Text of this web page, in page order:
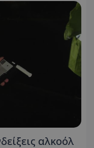
αλκοόλ